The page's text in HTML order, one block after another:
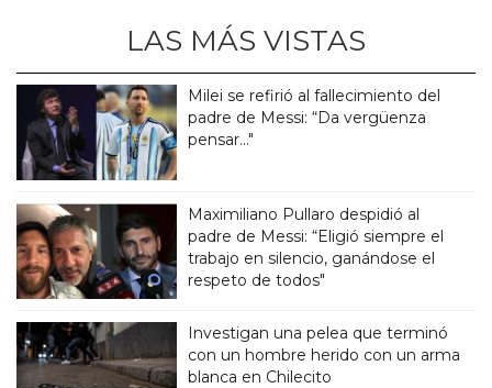
LAS MÁS VISTAS
Milei se refirió al fallecimiento del
padre de Messi: “Da vergüenza
pensar..."
Maximiliano Pullaro despidió al
padre de Messi: “Eligió siempre el
trabajo en silencio, ganándose el
respeto de todos"
Investigan una pelea que terminó
con un hombre herido con un arma
blanca en Chilecito